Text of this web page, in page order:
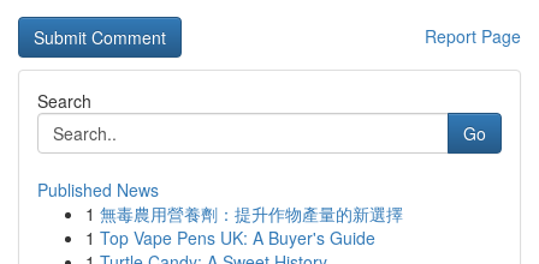
Report Page
Search
Go
Published News
1 無毒農用營養劑：提升作物產量的新選擇
1 Top Vape Pens UK: A Buyer's Guide